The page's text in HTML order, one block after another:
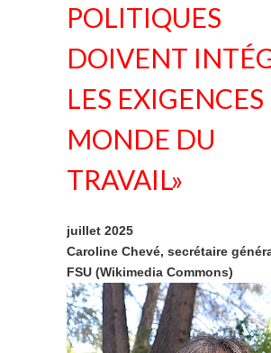
POLITIQUES
DOIVENT
LES
MONDE DU
TRAVAIL»
juillet 2025
Caroline Chevé, secrétaire
FSU (Wikimedia Commons)